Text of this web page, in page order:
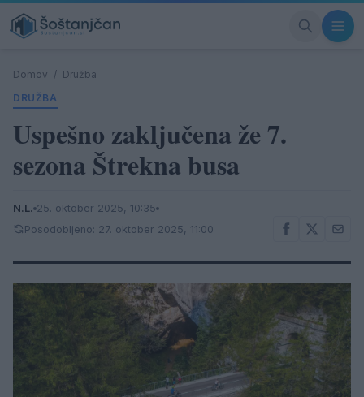
Domov / Družba
DRUŽBA
Uspešno zaključena že 7.
sezona Štrekna busa
N.L. 25. oktober 2025, 10:35
Posodobljeno: 27. oktober 2025, 11:00